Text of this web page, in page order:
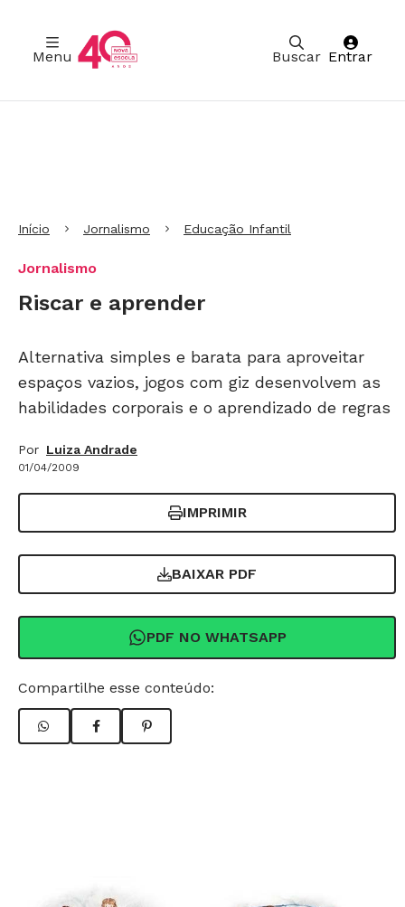
Buscar
Menu Entrar
Início Jornalismo Educação Infantil
Jornalismo
Riscar e aprender
Alternativa simples e barata para aproveitar
espaços vazios, jogos com giz desenvolvem as
habilidades corporais e o aprendizado de regras
Por Luiza Andrade
01/04/2009
IMPRIMIR
BAIXAR PDF
PDF NO WHATSAPP
Compartilhe esse conteúdo: